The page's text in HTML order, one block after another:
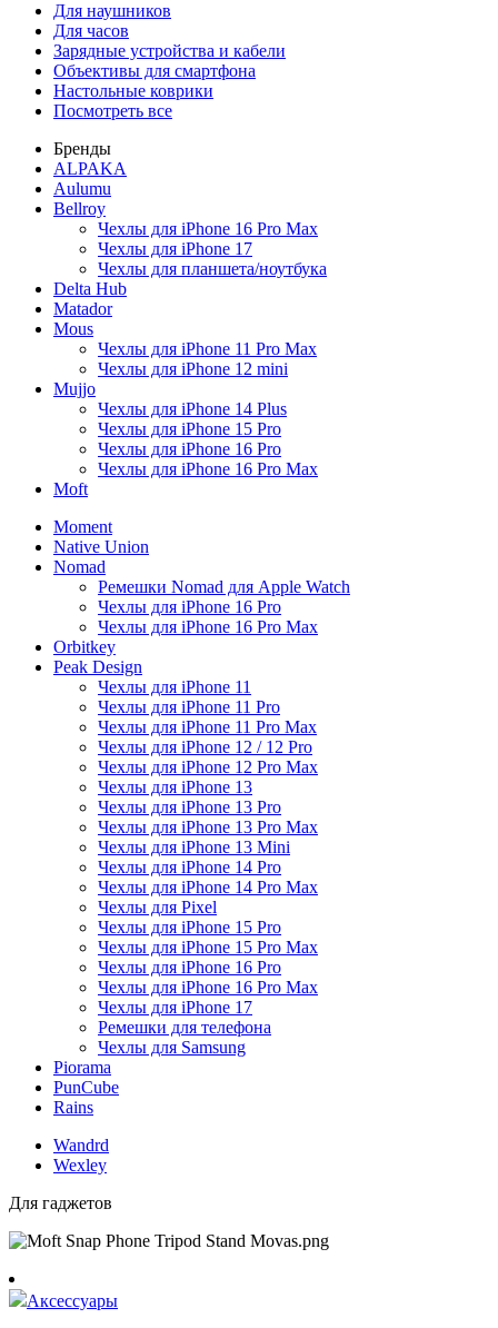
Для наушников
Для часов
Зарядные устройства и кабели
Объективы для смартфона
Настольные коврики
Посмотреть все
Бренды
ALPAKA
Aulumu
Bellroy
Чехлы для iPhone 16 Pro Max
Чехлы для iPhone 17
Чехлы для планшета/ноутбука
Delta Hub
Matador
Mous
Чехлы для iPhone 11 Pro Max
Чехлы для iPhone 12 mini
Mujjo
Чехлы для iPhone 14 Plus
Чехлы для iPhone 15 Pro
Чехлы для iPhone 16 Pro
Чехлы для iPhone 16 Pro Max
Moft
Moment
Native Union
Nomad
Ремешки Nomad для Apple Watch
Чехлы для iPhone 16 Pro
Чехлы для iPhone 16 Pro Max
Orbitkey
Peak Design
Чехлы для iPhone 11
Чехлы для iPhone 11 Pro
Чехлы для iPhone 11 Pro Max
Чехлы для iPhone 12 / 12 Pro
Чехлы для iPhone 12 Pro Max
Чехлы для iPhone 13
Чехлы для iPhone 13 Pro
Чехлы для iPhone 13 Pro Max
Чехлы для iPhone 13 Mini
Чехлы для iPhone 14 Pro
Чехлы для iPhone 14 Pro Max
Чехлы для Pixel
Чехлы для iPhone 15 Pro
Чехлы для iPhone 15 Pro Max
Чехлы для iPhone 16 Pro
Чехлы для iPhone 16 Pro Max
Чехлы для iPhone 17
Ремешки для телефона
Чехлы для Samsung
Piorama
PunCube
Rains
Wandrd
Wexley
Для гаджетов
Аксессуары